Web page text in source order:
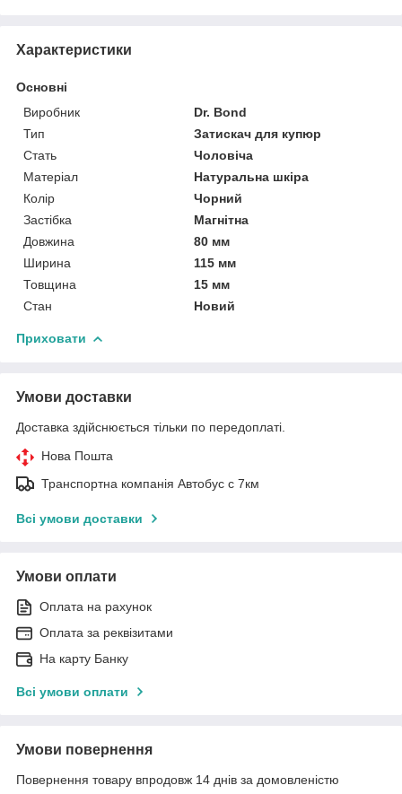
Характеристики
Основні
Виробник
Dr. Bond
Тип
Затискач для купюр
Стать
Чоловіча
Матеріал
Натуральна шкіра
Колір
Чорний
Застібка
Магнітна
Довжина
80 мм
Ширина
115 мм
Товщина
15 мм
Стан
Новий
Приховати
Умови доставки
Доставка здійснюється тільки по передоплаті.
Нова Пошта
Транспортна компанія Автобус с 7км
Всі умови доставки
Умови оплати
Оплата на рахунок
Оплата за реквізитами
На карту Банку
Всі умови оплати
Умови повернення
Повернення товару впродовж 14 днів за домовленістю